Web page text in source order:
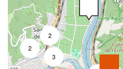
2
2
3